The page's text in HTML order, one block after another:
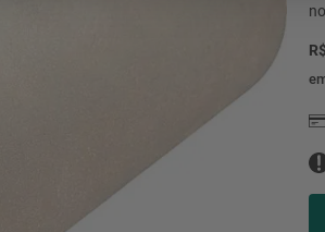
mesa
10